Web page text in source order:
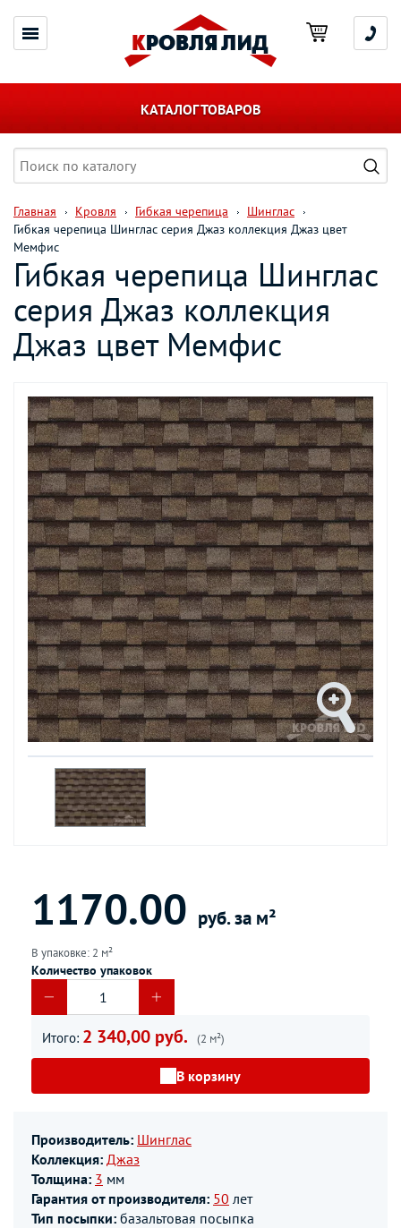
КАТАЛОГ ТОВАРОВ
Главная Кровля Гибкая черепица
Шинглас
Гибкая черепица Шинглас серия Джаз коллекция Джаз цвет
Мемфис
Гибкая черепица Шинглас
серия Джаз коллекция
Джаз цвет Мемфис
1170.00 руб. за м²
В упаковке: 2 м²
Количество упаковок
Итого: 2 340,00 руб. (2 м²)
В корзину
Производитель: Шинглас
Коллекция: Джаз
Толщина: 3 мм
Гарантия от производителя: 50 лет
Тип посыпки: базальтовая посыпка